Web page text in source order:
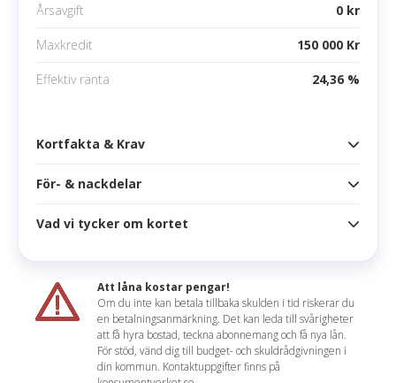
Årsavgift 0 kr
Maxkredit 150 000 Kr
Effektiv ränta 24,36 %
Kortfakta & Krav
Kortfakta
Årsavgift
Ränta
Effektiv ränta
24,36 %
Räntefritt
45 dagar
För- & nackdelar
Fördelar
Bonuspoäng eller cashback på alla köp
Ingen kontantuttagsavgift
Kan kopplas till alla mobila betalningsmetoder
Nackdelar
Vad vi tycker om kortet
Mathilda sammanfattar
Norwegian är ett lågprisflygbolag och med
Att låna kostar pengar!
Om du inte kan betala tillbaka skulden i tid riskerar du
en betalningsanmärkning. Det kan leda till svårigheter
att få hyra bostad, teckna abonnemang och få nya lån.
För stöd, vänd dig till budget- och skuldrådgivningen i
din kommun. Kontaktuppgifter finns på